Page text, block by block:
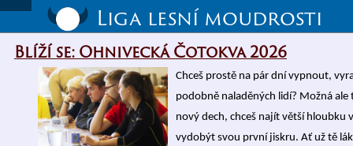
Liga lesní moudrosti
Blíží se: Ohnivecká Čotokva 2026
Chceš prostě na pár dní vypnout,
podobně naladěných lidí? Možná
nový dech, chceš najít větší hloubku
vydobýt svou první jiskru. Ať už tě